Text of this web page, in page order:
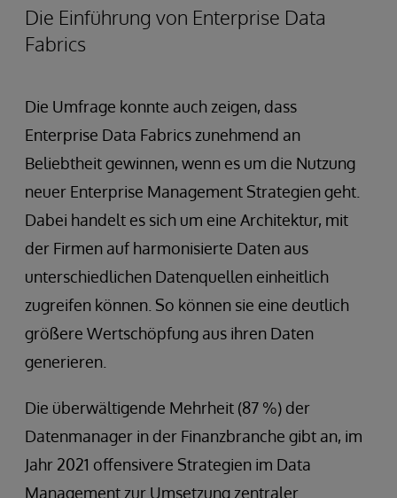
Die Einführung von Enterprise Data
Fabrics
Die Umfrage konnte auch zeigen, dass
Enterprise Data Fabrics zunehmend an
Beliebtheit gewinnen, wenn es um die Nutzung
neuer Enterprise Management Strategien geht.
Dabei handelt es sich um eine Architektur, mit
der Firmen auf harmonisierte Daten aus
unterschiedlichen Datenquellen einheitlich
zugreifen können. So können sie eine deutlich
größere Wertschöpfung aus ihren Daten
generieren.
Die überwältigende Mehrheit (87 %) der
Datenmanager in der Finanzbranche gibt an, im
Jahr 2021 offensivere Strategien im Data
Management zur Umsetzung zentraler